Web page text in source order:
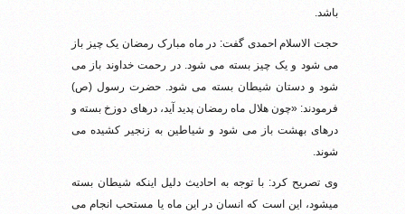
باشد.
حجت الاسلام احمدی گفت: در ماه مبارک رمضان یک چیز باز
می شود و یک چیز بسته می شود. در رحمت خداوند باز می
شود و دستان شیطان بسته می شود. حضرت رسول (ص)
فرمودند: «چون هلال ماه رمضان پدید آید، درهای دوزخ بسته و
درهای بهشت باز می شود و شیاطین به زنجیر کشیده می
شوند.
وی تصریح کرد: با توجه به احادیث دلیل اینکه شیطان بسته
میشود، این است که انسان در این ماه یا مستحب انجام می